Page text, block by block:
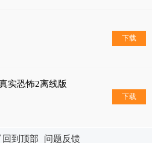
下载
实恐怖2离线版
下载
回到顶部 问题反馈